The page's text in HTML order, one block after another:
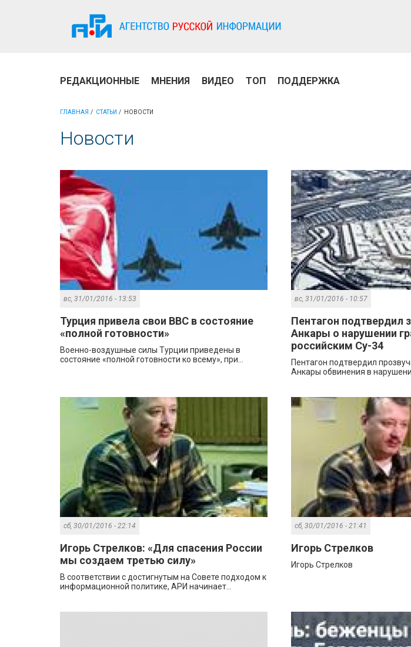
РЕДАКЦИОННЫЕ МНЕНИЯ ВИДЕО ТОП ПОДДЕРЖКА
ГЛАВНАЯ СТАТЬИ НОВОСТИ
Новости
вс, 31/01/2016 - 13:53
Турция привела свои ВВС в состояние
«полной готовности»
Военно-воздушные силы Турции приведены в
состояние «полной готовности ко всему», при...
вс, 31/01/2016 - 10:57
Пентагон подтвердил
Анкары о нарушении
российским Су-34
Пентагон подтвердил
Анкары обвинения в
сб, 30/01/2016 - 22:14
Игорь Стрелков: «Для спасения России
мы создаем третью силу»
В соответствии с достигнутым на Совете подходом к
информационной политике, АРИ начинает...
сб, 30/01/2016 - 21:41
Игорь Стрелков
Игорь Стрелков